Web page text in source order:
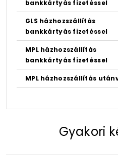
bankkártyás fizetéssel
GLS házhozszállítás
bankkártyás fizetéssel
MPL házhozszállítás
bankkártyás fizetéssel
MPL házhozszállítás
Gyakori